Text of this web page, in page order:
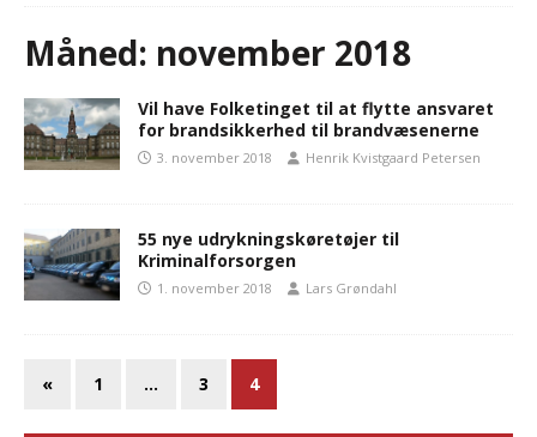
Måned: november 2018
Vil have Folketinget til at flytte ansvaret
for brandsikkerhed til brandvæsenerne
3. november 2018 Henrik Kvistgaard Petersen
55 nye udrykningskøretøjer til
Kriminalforsorgen
1. november 2018 Lars Grøndahl
« 1 … 3 4